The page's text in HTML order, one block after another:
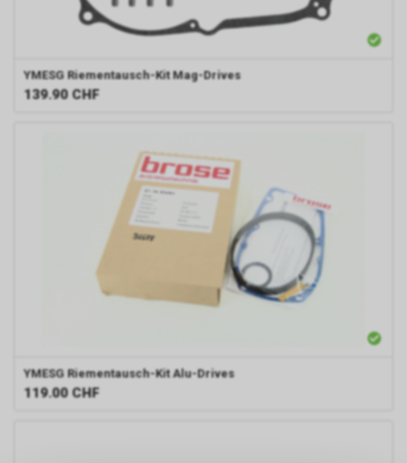
YMESG Riementausch-Kit Mag-Drives
139.90 CHF
YMESG Riementausch-Kit Alu-Drives
119.00 CHF